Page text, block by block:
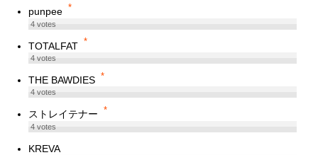
punpee *
4votes
TOTALFAT *
4votes
THE BAWDIES *
4votes
ストレイテナー *
4votes
KREVA